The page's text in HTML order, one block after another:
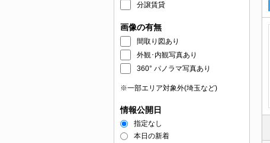
分譲賃貸
画像の有無
間取り図あり
外観･内観写真あり
360° パノラマ写真あり
※一部エリア対象外(埼玉など)
情報公開日
指定なし
本日の新着